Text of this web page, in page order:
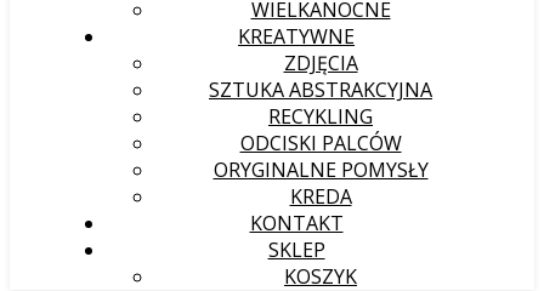
WIELKANOCNE
KREATYWNE
ZDJĘCIA
SZTUKA ABSTRAKCYJNA
RECYKLING
ODCISKI PALCÓW
ORYGINALNE POMYSŁY
KREDA
KONTAKT
SKLEP
KOSZYK